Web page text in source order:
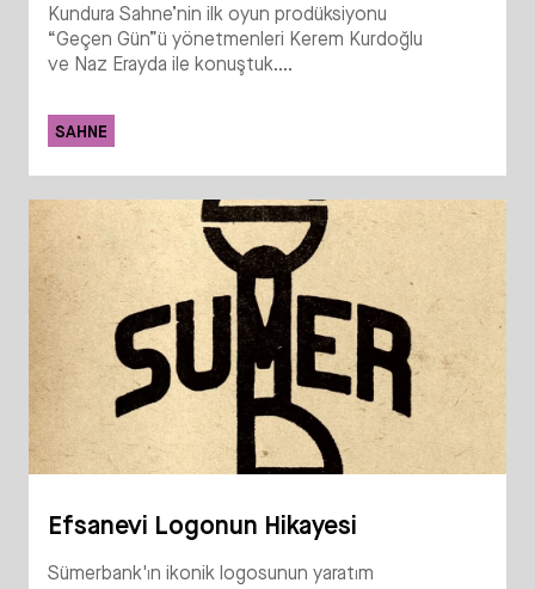
Kundura Sahne’nin ilk oyun prodüksiyonu
“Geçen Gün”ü yönetmenleri Kerem Kurdoğlu
ve Naz Erayda ile konuştuk....
SAHNE
Efsanevi Logonun Hikayesi
Sümerbank'ın ikonik logosunun yaratım